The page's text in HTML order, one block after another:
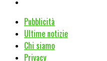
Pubblicità
Ultime notizie
Chi siamo
Privacy